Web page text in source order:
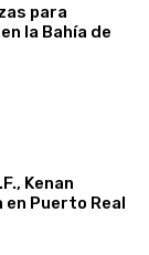
para
la Bahía de
Kenan
Puerto Real